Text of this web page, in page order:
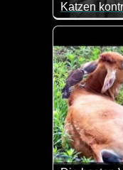
Katzen
Man kann